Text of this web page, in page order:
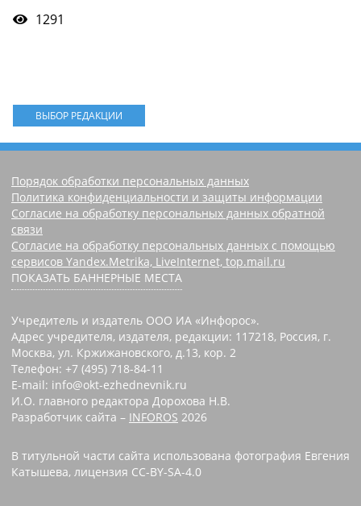
1291
ВЫБОР РЕДАКЦИИ
Порядок обработки персональных данных
Политика конфиденциальности и защиты информации
Согласие на обработку персональных данных обратной
связи
Согласие на обработку персональных данных с помощью
сервисов Yandex.Metrika, LiveInternet, top.mail.ru
ПОКАЗАТЬ БАННЕРНЫЕ МЕСТА
Учредитель и издатель ООО ИА «Инфорос».
Адрес учредителя, издателя, редакции: 117218, Россия, г.
Москва, ул. Кржижановского, д.13, кор. 2
Телефон: +7 (495) 718-84-11
E-mail: info@okt-ezhednevnik.ru
И.О. главного редактора Дорохова Н.В.
Разработчик сайта – INFOROS 2026
В титульной части сайта использована фотография Евгения
Катышева, лицензия CC-BY-SA-4.0